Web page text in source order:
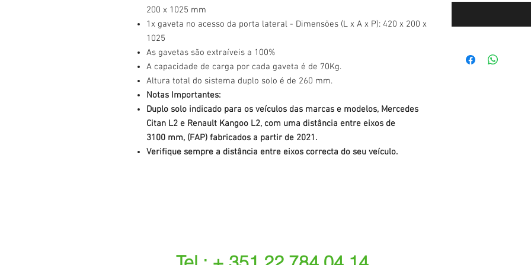
200 x 1025 mm
1x gaveta no acesso da porta lateral - Dimensões (L x A x P): 420 x 200 x
1025
As gavetas são extraíveis a 100%
A capacidade de carga por cada gaveta é de 70Kg.
Altura total do sistema duplo solo é de 260 mm.
Notas Importantes:
Duplo solo indicado para os veículos das marcas e modelos, Mercedes
Citan L2 e Renault Kangoo L2, com uma distância entre eixos de
3100 mm, (FAP) fabricados a partir de 2021.
Verifique sempre a distância entre eixos correcta do seu veículo.